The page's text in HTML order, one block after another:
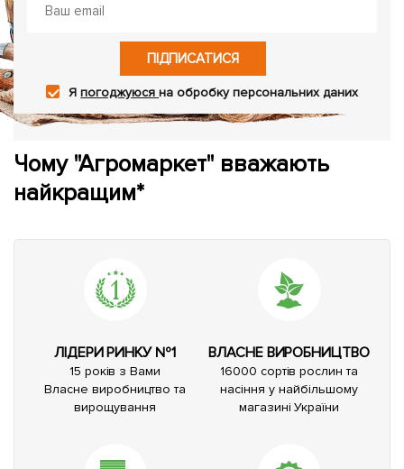
ПІДПИСАТИСЯ
Япогоджуюсяна обробку персональних даних
Чому "Агромаркет" вважають
найкращим*
ЛІДЕРИ РИНКУ №1
15 років з Вами
Власне виробництво та
вирощування
ВЛАСНЕ ВИРОБНИЦТВО
16000 сортів рослин та
насіння у найбільшому
магазині України